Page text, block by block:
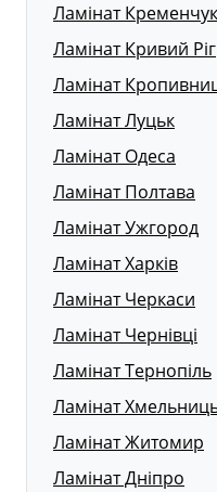
Ламінат Кременчук
Ламінат Кривий Ріг
Ламінат
Ламінат Луцьк
Ламінат Одеса
Ламінат Полтава
Ламінат Ужгород
Ламінат Харків
Ламінат Черкаси
Ламінат Чернівці
Ламінат Тернопіль
Ламінат
Ламінат Житомир
Ламінат Дніпро